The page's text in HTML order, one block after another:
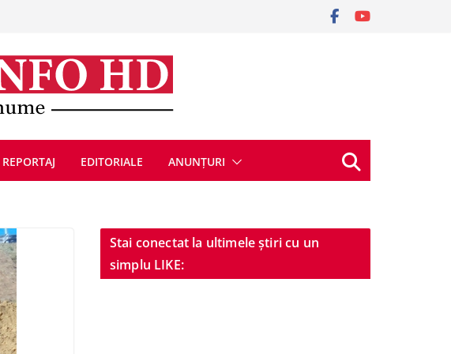
REPORTAJ EDITORIALE ANUNȚURI
Stai conectat la ultimele știri cu un
simplu LIKE: